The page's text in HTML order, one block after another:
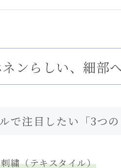
ンらしい、細部
で注目したい「3つの
繍（テキスタイル）